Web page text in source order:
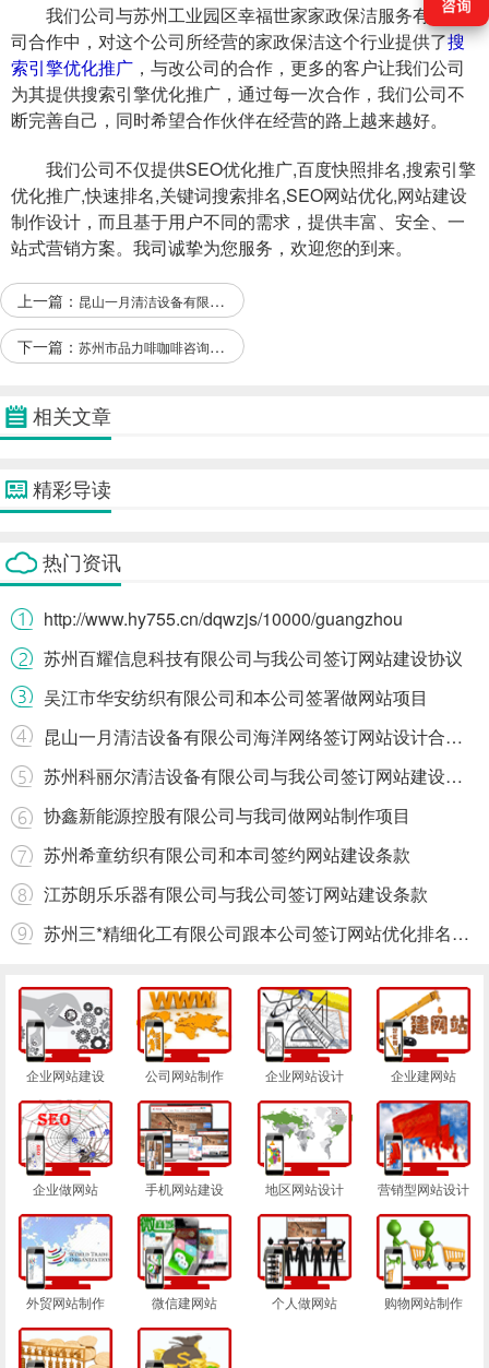
我们公司与苏州工业园区幸福世家家政保洁服务有限公
司合作中，对这个公司所经营的家政保洁这个行业提供了搜
索引擎优化推广 ，与改公司的合作，更多的客户让我们公司
为其提供搜索引擎优化推广，通过每一次合作，我们公司不
断完善自己，同时希望合作伙伴在经营的路上越来越好。
我们公司不仅提供SEO优化推广,百度快照排名,搜索引擎
优化推广,快速排名,关键词搜索排名,SEO网站优化,网站建设
制作设计，而且基于用户不同的需求，提供丰富、安全、一
站式营销方案。我司诚挚为您服务，欢迎您的到来。
上一篇： 昆山一月清洁设备有限公司海洋网络签订网站设计合作协定
下一篇： 苏州市品力啡咖啡咨询服务有限公司与我司做SEO优化项目
相关文章
精彩导读
热门资讯
http://www.hy755.cn/dqwzjs/10000/guangzhou
苏州百耀信息科技有限公司与我公司签订网站建设协议
吴江市华安纺织有限公司和本公司签署做网站项目
昆山一月清洁设备有限公司海洋网络签订网站设计合作协定
苏州科丽尔清洁设备有限公司与我公司签订网站建设协议
协鑫新能源控股有限公司与我司做网站制作项目
苏州希童纺织有限公司和本司签约网站建设条款
江苏朗乐乐器有限公司与我公司签订网站建设条款
苏州三*精细化工有限公司跟本公司签订网站优化排名合同
企业网站建设 公司网站制作 企业网站设计 企业建网站
企业做网站 手机网站建设 地区网站设计 营销型网站设计
外贸网站制作 微信建网站 个人做网站 购物网站制作